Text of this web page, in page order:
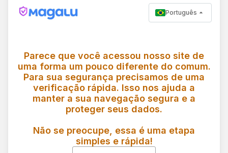
Português
Parece que você acessou nosso site de
uma forma um pouco diferente do comum.
Para sua segurança precisamos de uma
verificação rápida. Isso nos ajuda a
manter a sua navegação segura e a
proteger seus dados.
Não se preocupe, essa é uma etapa
simples e rápida!